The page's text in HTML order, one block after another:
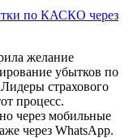
по КАСКО через
желание
убытков по
страхового
процесс.
через мобильные
через WhatsApp.